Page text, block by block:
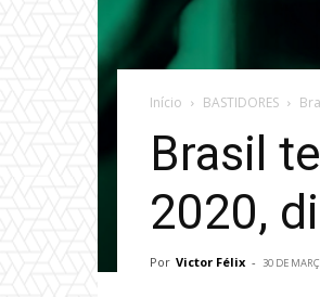
Início BASTIDORES
Brasil
2020,
Por Victor Félix - 30 DE